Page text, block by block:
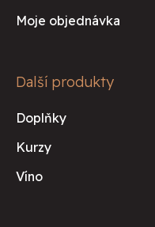
Moje objednávka
Další produkty
Doplňky
Kurzy
Víno